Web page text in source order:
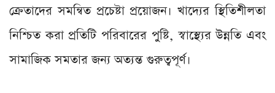
ক্রেতাদের সমন্বিত প্রচেষ্টা প্রয়োজন। খাদ্যের স্থিতিশীলতা
নিশ্চিত করা প্রতিটি পরিবারের পুষ্টি, স্বাস্থ্যের উন্নতি এবং
সামাজিক সমতার জন্য অত্যন্ত গুরুত্বপূর্ণ।